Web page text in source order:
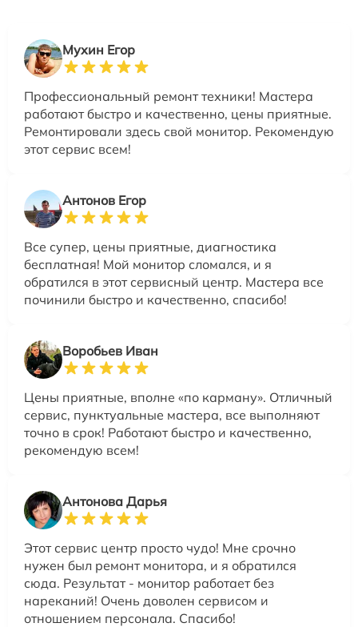
Мухин Егор
Профессиональный ремонт техники! Мастера
работают быстро и качественно, цены приятные.
Ремонтировали здесь свой монитор. Рекомендую
этот сервис всем!
Антонов Егор
Все супер, цены приятные, диагностика
бесплатная! Мой монитор сломался, и я
обратился в этот сервисный центр. Мастера все
починили быстро и качественно, спасибо!
Воробьев Иван
Цены приятные, вполне «по карману». Отличный
сервис, пунктуальные мастера, все выполняют
точно в срок! Работают быстро и качественно,
рекомендую всем!
Антонова Дарья
Этот сервис центр просто чудо! Мне срочно
нужен был ремонт монитора, и я обратился
сюда. Результат - монитор работает без
нареканий! Очень доволен сервисом и
отношением персонала. Спасибо!